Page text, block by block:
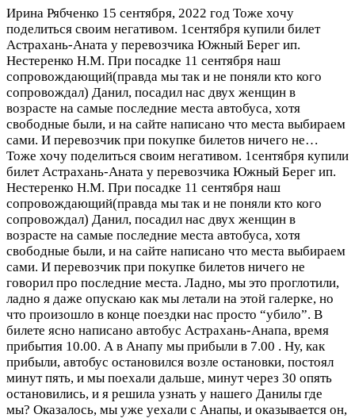
Ирина Рябченко 15 сентября, 2022 год Тоже хочу
поделиться своим негативом. 1сентября купили билет
Астрахань-Аната у перевозчика Южный Берег ип.
Нестеренко Н.М. При посадке 11 сентября наш
сопровождающий(правда мы так и не поняли кто кого
сопровождал) Данил, посадил нас двух женщин в
возрасте на самые последние места автобуса, хотя
свободные были, и на сайте написано что места выбираем
сами. И перевозчик при покупке билетов ничего не…
Тоже хочу поделиться своим негативом. 1сентября купили
билет Астрахань-Аната у перевозчика Южный Берег ип.
Нестеренко Н.М. При посадке 11 сентября наш
сопровождающий(правда мы так и не поняли кто кого
сопровождал) Данил, посадил нас двух женщин в
возрасте на самые последние места автобуса, хотя
свободные были, и на сайте написано что места выбираем
сами. И перевозчик при покупке билетов ничего не
говорил про последние места. Ладно, мы это проглотили,
ладно я даже опускаю как мы летали на этой галерке, но
что произошло в конце поездки нас просто “убило”. В
билете ясно написано автобус Астрахань-Анапа, время
прибытия 10.00. А в Анапу мы прибыли в 7.00 . Ну, как
прибыли, автобус остановился возле остановки, постоял
минут пять, и мы поехали дальше, минут через 30 опять
остановились, и я решила узнать у нашего Данилы где
мы? Оказалось, мы уже уехали с Анапы, и оказывается он,